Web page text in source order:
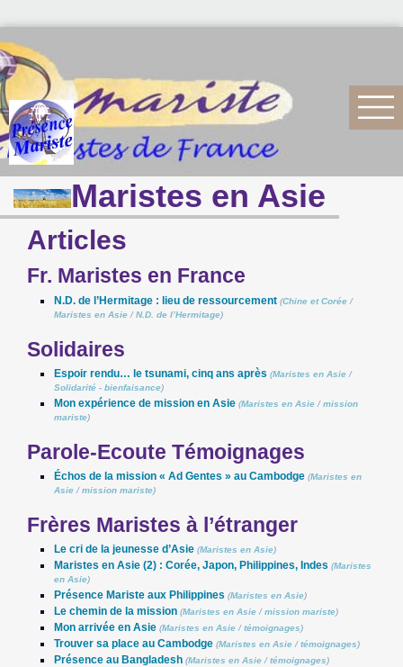
Maristes en Asie
Articles
Fr. Maristes en France
N.D. de l’Hermitage : lieu de ressourcement (Chine et Corée /
Maristes en Asie /N.D. de l’Hermitage)
Solidaires
Espoir rendu… le tsunami, cinq ans après (Maristes en Asie /
Solidarité - bienfaisance)
Mon expérience de mission en Asie (Maristes en Asie /mission
mariste)
Parole-Ecoute Témoignages
Échos de la mission « Ad Gentes » au Cambodge (Maristes en
Asie /mission mariste)
Frères Maristes à l’étranger
Le cri de la jeunesse d’Asie (Maristes en Asie)
Maristes en Asie (2) : Corée, Japon, Philippines, Indes (Maristes
en Asie)
Présence Mariste aux Philippines (Maristes en Asie)
Le chemin de la mission (Maristes en Asie /mission mariste)
Mon arrivée en Asie (Maristes en Asie /témoignages)
Trouver sa place au Cambodge (Maristes en Asie /témoignages)
Présence au Bangladesh (Maristes en Asie /témoignages)